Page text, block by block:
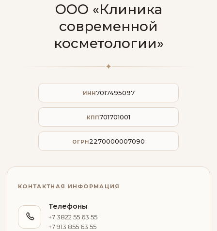
ООО «Клиника
современной
косметологии»
✦
ИНН7017495097
КПП701701001
ОГРН2270000007090
КОНТАКТНАЯ ИНФОРМАЦИЯ
Телефоны
+7 3822 55 63 55
+7 913 855 63 55